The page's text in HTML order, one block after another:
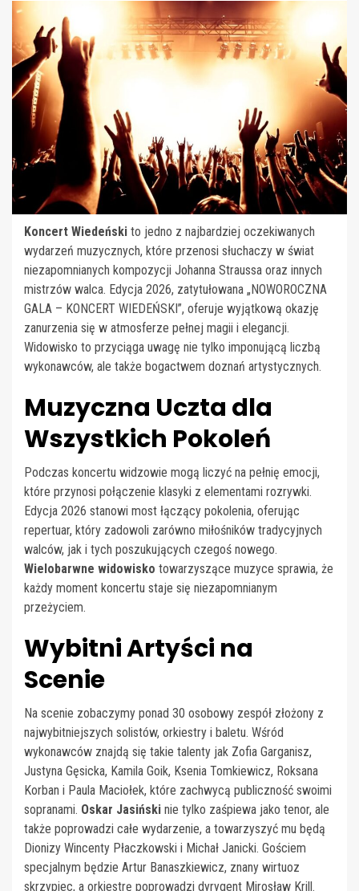
Koncert Wiedeński to jedno z najbardziej oczekiwanych
wydarzeń muzycznych, które przenosi słuchaczy w świat
niezapomnianych kompozycji Johanna Straussa oraz innych
mistrzów walca. Edycja 2026, zatytułowana „NOWOROCZNA
GALA – KONCERT WIEDEŃSKI”, oferuje wyjątkową okazję
zanurzenia się w atmosferze pełnej magii i elegancji.
Widowisko to przyciąga uwagę nie tylko imponującą liczbą
wykonawców, ale także bogactwem doznań artystycznych.
Muzyczna Uczta dla
Wszystkich Pokoleń
Podczas koncertu widzowie mogą liczyć na pełnię emocji,
które przynosi połączenie klasyki z elementami rozrywki.
Edycja 2026 stanowi most łączący pokolenia, oferując
repertuar, który zadowoli zarówno miłośników tradycyjnych
walców, jak i tych poszukujących czegoś nowego.
Wielobarwne widowisko towarzyszące muzyce sprawia, że
każdy moment koncertu staje się niezapomnianym
przeżyciem.
Wybitni Artyści na
Scenie
Na scenie zobaczymy ponad 30 osobowy zespół złożony z
najwybitniejszych solistów, orkiestry i baletu. Wśród
wykonawców znajdą się takie talenty jak Zofia Garganisz,
Justyna Gęsicka, Kamila Goik, Ksenia Tomkiewicz, Roksana
Korban i Paula Maciołek, które zachwycą publiczność swoimi
sopranami. Oskar Jasiński nie tylko zaśpiewa jako tenor, ale
także poprowadzi całe wydarzenie, a towarzyszyć mu będą
Dionizy Wincenty Płaczkowski i Michał Janicki. Gościem
specjalnym będzie Artur Banaszkiewicz, znany wirtuoz
skrzypiec, a orkiestrę poprowadzi dyrygent Mirosław Krill.